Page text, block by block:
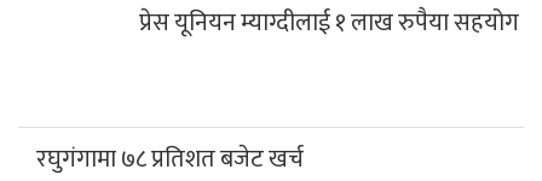
प्रेस यूनियन म्याग्दीलाई १ लाख रुपैया सहयोग
रघुगंगामा ७८ प्रतिशत बजेट खर्च